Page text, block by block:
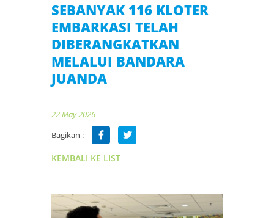
SEBANYAK 116 KLOTER
EMBARKASI TELAH
DIBERANGKATKAN
MELALUI BANDARA
JUANDA
22 May 2026
Bagikan :
KEMBALI KE LIST